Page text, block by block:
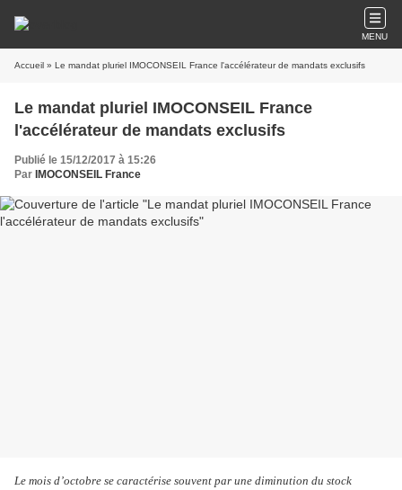
MENU
Accueil » Le mandat pluriel IMOCONSEIL France l'accélérateur de mandats exclusifs
Le mandat pluriel IMOCONSEIL France
l'accélérateur de mandats exclusifs
Publié le 15/12/2017 à 15:26
Par IMOCONSEIL France
Le mois d’octobre se caractérise souvent par une diminution du stock